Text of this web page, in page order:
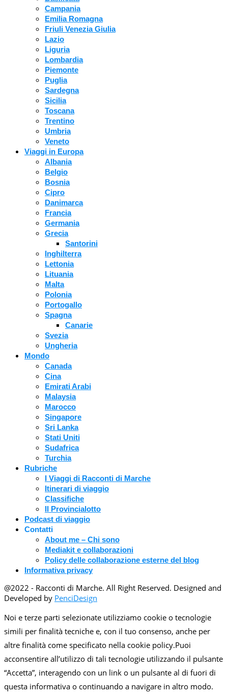
Campania
Emilia Romagna
Friuli Venezia Giulia
Lazio
Liguria
Lombardia
Piemonte
Puglia
Sardegna
Sicilia
Toscana
Trentino
Umbria
Veneto
Viaggi in Europa
Albania
Belgio
Bosnia
Cipro
Danimarca
Francia
Germania
Grecia
Santorini
Inghilterra
Lettonia
Lituania
Malta
Polonia
Portogallo
Spagna
Canarie
Svezia
Ungheria
Mondo
Canada
Cina
Emirati Arabi
Malaysia
Marocco
Singapore
Sri Lanka
Stati Uniti
Sudafrica
Turchia
Rubriche
I Viaggi di Racconti di Marche
Itinerari di viaggio
Classifiche
Il Provincialotto
Podcast di viaggio
Contatti
About me – Chi sono
Mediakit e collaborazioni
Policy delle collaborazione esterne del blog
Informativa privacy
@2022 - Racconti di Marche. All Right Reserved. Designed and
Developed by PenciDesign
Noi e terze parti selezionate utilizziamo cookie o tecnologie
simili per finalità tecniche e, con il tuo consenso, anche per
altre finalità come specificato nella cookie policy.Puoi
acconsentire all’utilizzo di tali tecnologie utilizzando il pulsante
“Accetta”, interagendo con un link o un pulsante al di fuori di
questa informativa o continuando a navigare in altro modo.